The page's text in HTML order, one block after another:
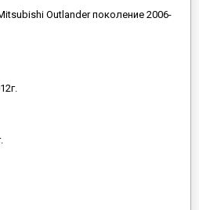
Outlander поколение 2006-